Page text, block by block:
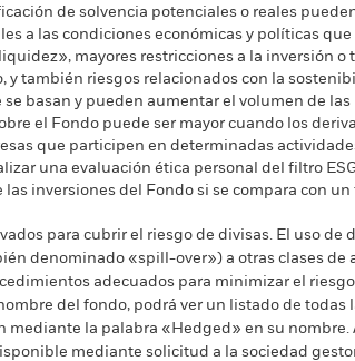
de solvencia potenciales o reales
a las condiciones económicas y políticas que
mayores restricciones a la inversión o
y también riesgos relacionados con la
basan y pueden aumentar el volumen de las
el Fondo puede ser mayor cuando los
que participen en determinadas
una evaluación ética personal del filtro
inversiones del Fondo si se compara con un
para cubrir el riesgo de divisas. El uso de
denominado «spill-over») a otras clases de
adecuados para minimizar el
del fondo, podrá ver un listado de todas
la palabra «Hedged» en su nombre.
mediante solicitud a la sociedad